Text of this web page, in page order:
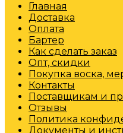
Главная
Доставка
Оплата
Бартер
Как сделать заказ
Опт, скидки
Покупка воска,
Контакты
Поставщикам и
Отзывы
Политика
Документы и